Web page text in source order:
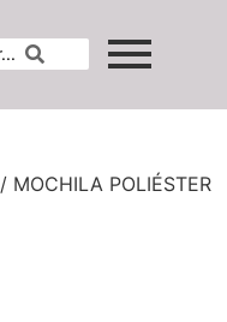
/ MOCHILA POLIÉSTER